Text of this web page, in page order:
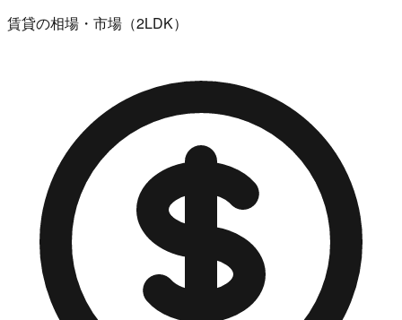
賃貸の相場・市場（2LDK）